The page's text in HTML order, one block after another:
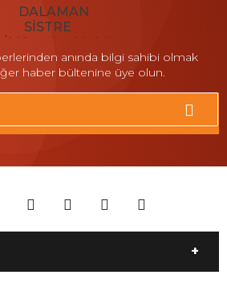
anında bilgi sahibi olmak
haber bültenine üye olun.